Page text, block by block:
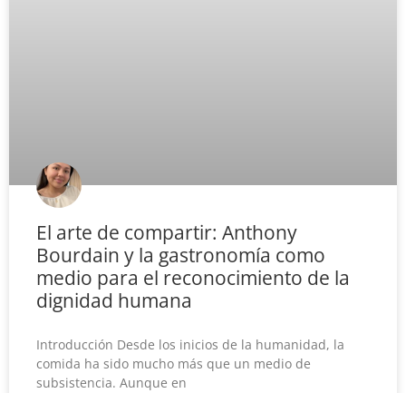
El arte de compartir: Anthony
Bourdain y la gastronomía como
medio para el reconocimiento de la
dignidad humana
Introducción Desde los inicios de la humanidad, la
comida ha sido mucho más que un medio de
subsistencia. Aunque en